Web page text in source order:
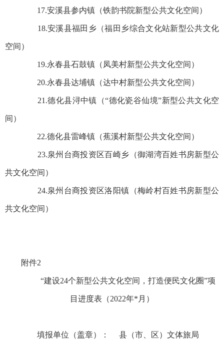
17.安溪县参内镇（铁韵书院新型公共文化空间）
18.安溪县福田乡（福田乡综合文化站新型公共文化
空间）
19.永春县石鼓镇（凤美村新型公共文化空间）
20.永春县达埔镇（达中村新型公共文化空间）
21.德化县浔中镇（“德化瓷谷仙境”新型公共文化空
间）
22.德化县雷峰镇（蕉溪村新型公共文化空间）
23.泉州台商投资区百崎乡（御湖湾百姓书房新型公
共文化空间）
24.泉州台商投资区洛阳镇（梅岭村百姓书房新型公
共文化空间）
附件2
“建设24个新型公共文化空间，打造便民文化圈”项
目进度表（2022年*月）
填报单位（盖章）： 县（市、区）文体旅局